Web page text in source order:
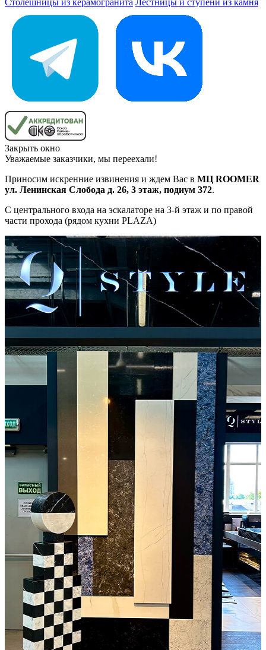
Столешницы из керамогранита Лестницы и ступени из камня
Закрыть окно
Уважаемые заказчики, мы переехали!
Приносим искренние извинения и ждем Вас в МЦ ROOMER
ул. Ленинская Слобода д. 26, 3 этаж, подиум 372.
С центрального входа на эскалаторе на 3-й этаж и по правой
части прохода (рядом кухни PLAZA)